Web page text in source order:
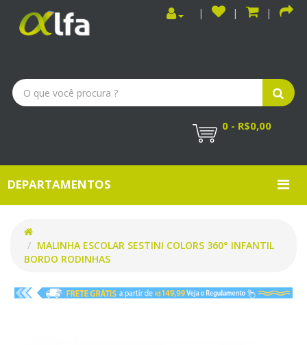
0 - R$0,00
DEPARTAMENTOS
MALINHA ESCOLAR SESTINI COLORS 360° INFANTIL
BORDO RODINHAS